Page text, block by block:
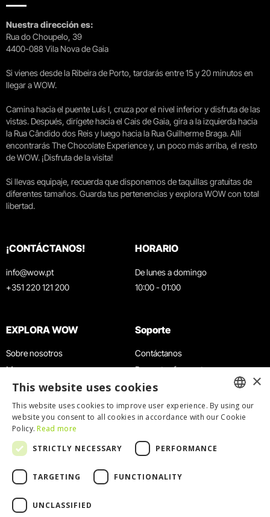
Nuestra dirección es:
Rua do Choupelo, 39
4400-088 Vila Nova de Gaia
Si vienes desde la Ribeira de Porto, tardarás entre 15 y 20 minutos en
llegar a WOW.
Camina hacia el puente Luís I, cruza por el nivel inferior y disfruta de las
vistas. Después, dirígete hacia el Cais de Gaia, gira a la izquierda hacia
la Rua Cândido dos Reis y luego hacia la Rua Guilherme Braga. Allí
encontrarás The Chocolate Experience y, un poco más arriba, el resto
de WOW. ¡Disfruta de la visita!
Si llevas equipaje, recuerda que disponemos de taquillas gratuitas de
diferentes tamaños. Guarda tus pertenencias y explora WOW con total
libertad.
¡CONTÁCTANOS!
info@wow.pt
+351 220 121 200
HORARIO
De lunes a domingo
10:00 - 01:00
EXPLORA WOW
Sobre nosotros
Museos
Agenda
Noticias
Restaurantes
Tarjeta WOW
Grupos y eventos
Servicio educativo
Soporte
Contáctanos
Preguntas frecuentes
Términos y condiciones
Política de privacidad y cookies
Trabaja con nosotros
Libro de reclamaciones
ENGLISH
×
This website uses cookies
This website uses cookies to improve user experience. By using our
website you consent to all cookies in accordance with our Cookie
Policy. Read more
STRICTLY NECESSARY
PERFORMANCE
TARGETING FUNCTIONALITY
UNCLASSIFIED